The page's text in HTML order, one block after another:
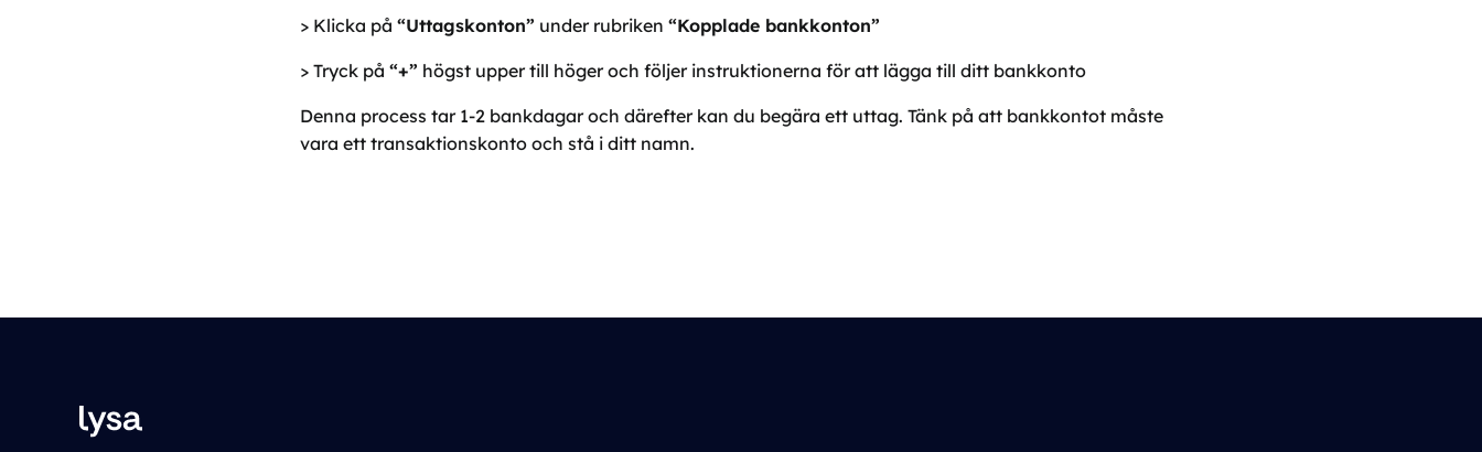
> Klicka på “Uttagskonton” under rubriken “Kopplade bankkonton”
> Tryck på “+” högst upper till höger och följer instruktionerna för att lägga till ditt bankkonto
Denna process tar 1-2 bankdagar och därefter kan du begära ett uttag. Tänk på att bankkontot måste
vara ett transaktionskonto och stå i ditt namn.